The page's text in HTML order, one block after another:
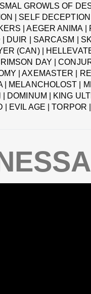
GROWLS OF
| SELF
| AEGER ANIMA
DUIR | SARCASM |
(CAN) |
DAY |
| AXEMASTER |
| MELANCHOLOST |
DOMINUM | KING
| EVIL AGE |